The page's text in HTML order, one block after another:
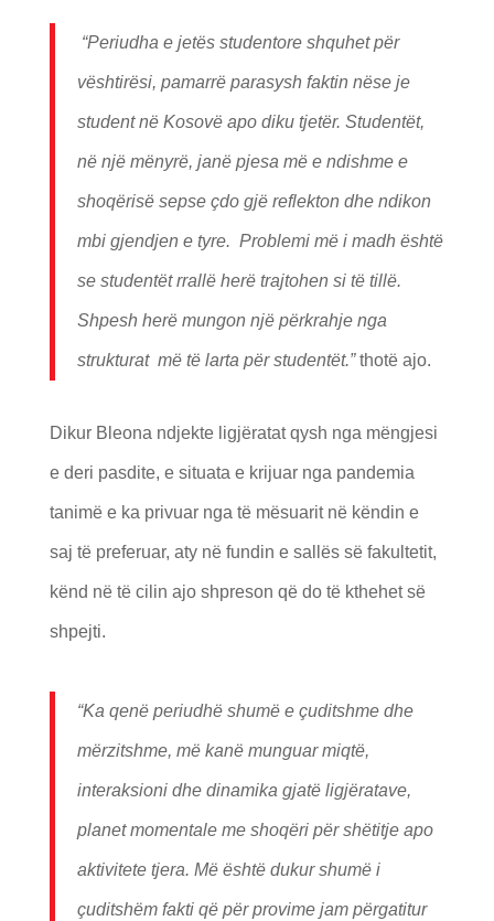
“Periudha e jetës studentore shquhet për
vështirësi, pamarrë parasysh faktin nëse je
student në Kosovë apo diku tjetër. Studentët,
në një mënyrë, janë pjesa më e ndishme e
shoqërisë sepse çdo gjë reflekton dhe ndikon
mbi gjendjen e tyre. Problemi më i madh është
se studentët rrallë herë trajtohen si të tillë.
Shpesh herë mungon një përkrahje nga
strukturat më të larta për studentët.”thotë ajo.
Dikur Bleona ndjekte ligjëratat qysh nga mëngjesi
e deri pasdite, e situata e krijuar nga pandemia
tanimë e ka privuar nga të mësuarit në këndin e
saj të preferuar, aty në fundin e sallës së fakultetit,
kënd në të cilin ajo shpreson që do të kthehet së
shpejti.
“Ka qenë periudhë shumë e çuditshme dhe
mërzitshme, më kanë munguar miqtë,
interaksioni dhe dinamika gjatë ligjëratave,
planet momentale me shoqëri për shëtitje apo
aktivitete tjera. Më është dukur shumë i
çuditshëm fakti që për provime jam përgatitur